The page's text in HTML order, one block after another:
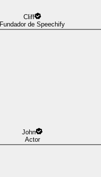
Cliff
Fundador de Speechify
John
Actor